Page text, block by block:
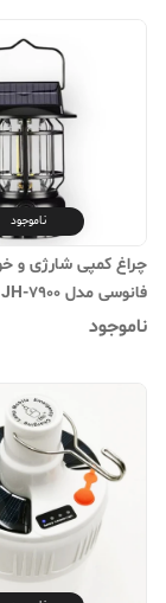
ناموجود
چراغ کمپی شارژی و
فانوسی مدل JH-7900
ناموجود